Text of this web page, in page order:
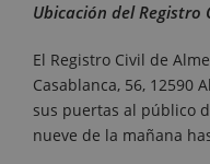
Ubicación del Registro
El Registro Civil de
Casablanca, 56, 12590
sus puertas al público
nueve de la mañana